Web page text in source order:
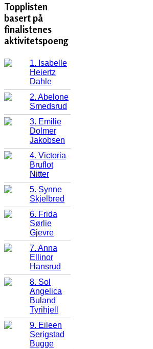
Topplisten
basert på
finalistenes
aktivitetspoeng
1. Isabelle
Heiertz
Dahle
2. Abelone
Smedsrud
3. Emilie
Dolmer
Jakobsen
4. Victoria
Bruflot
Nitter
5. Synne
Skjelbred
6. Frida
Sørlie
Gjevre
7. Anna
Ellinor
Hansrud
8. Sol
Angelica
Buland
Tyrihjell
9. Eileen
Serigstad
Bugge